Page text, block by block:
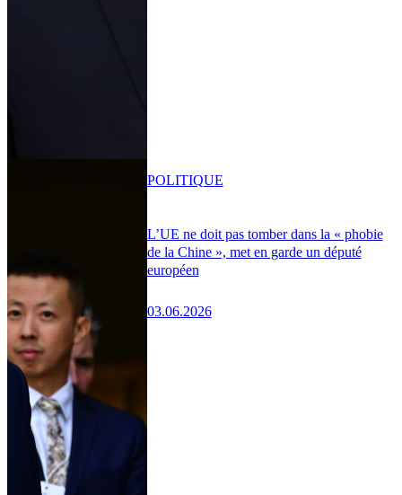
L’UE ne doit pas tomber dans la « phobie
de la Chine », met en garde un député
européen
03.06.2026
POLITIQUE